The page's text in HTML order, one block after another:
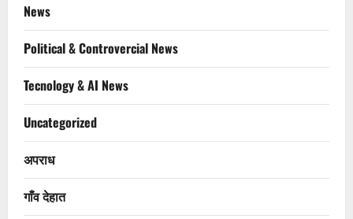
News
Political & Controvercial News
Tecnology & AI News
Uncategorized
अपराध
गाँव देहात